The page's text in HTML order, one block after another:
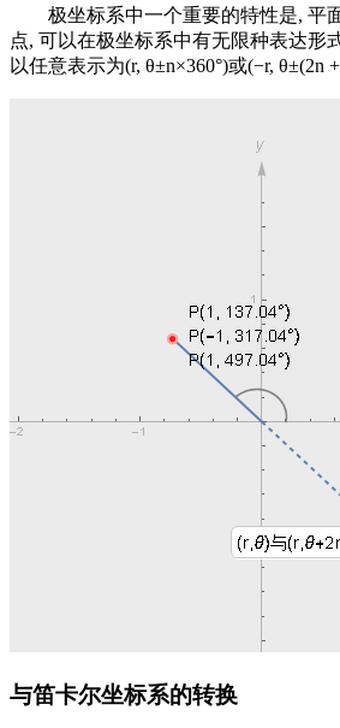
极坐标系中一个重要的特性是, 平
点, 可以在极坐标系中有无限种表达形
以任意表示为(r, θ±n×360°)或(−r, θ±(2n
与笛卡尔坐标系的转换